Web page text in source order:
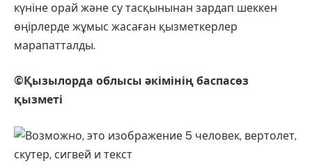
күніне орай және су тасқынынан зардап шеккен
өңірлерде жұмыс жасаған қызметкерлер
марапатталды.
©Қызылорда облысы әкімінің баспасөз
қызметі